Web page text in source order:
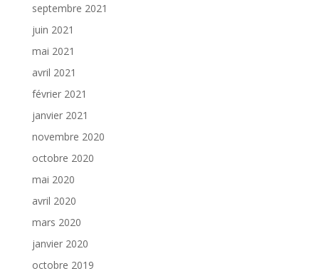
septembre 2021
juin 2021
mai 2021
avril 2021
février 2021
janvier 2021
novembre 2020
octobre 2020
mai 2020
avril 2020
mars 2020
janvier 2020
octobre 2019